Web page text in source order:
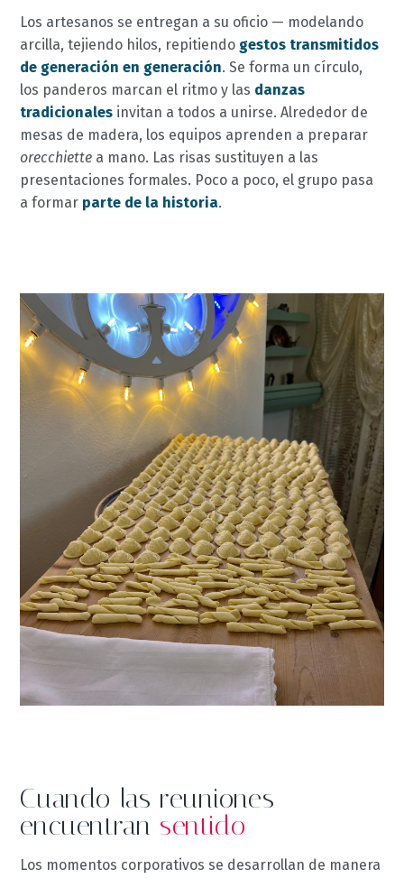
Los artesanos se entregan a su oficio — modelando
arcilla, tejiendo hilos, repitiendo gestos transmitidos
de generación en generación. Se forma un círculo,
los panderos marcan el ritmo y las danzas
tradicionales invitan a todos a unirse. Alrededor de
mesas de madera, los equipos aprenden a preparar
orecchiette a mano. Las risas sustituyen a las
presentaciones formales. Poco a poco, el grupo pasa
a formar parte de la historia.
Cuando las reuniones
encuentran sentido
Los momentos corporativos se desarrollan de manera